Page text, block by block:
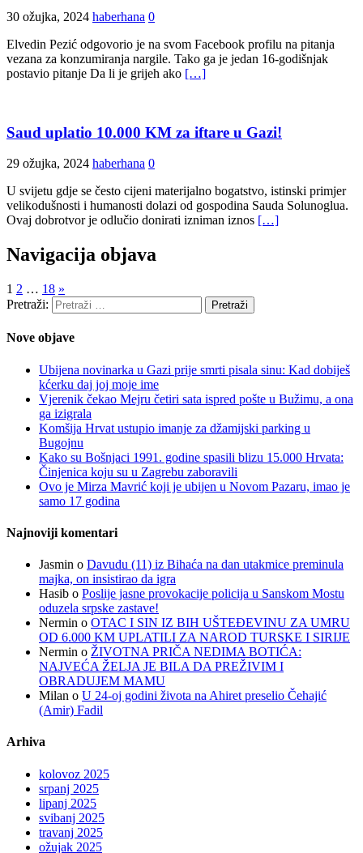
30 ožujka, 2024 haberhana 0
Elvedin Pezić odgovorio je na svom Facebook profilu na pitanja
vezana za konzumiranja nargile. Tako ga je jedan 16-godišnjak
postavio pitanje Da li je grijeh ako […]
Saud uplatio 10.000 KM za iftare u Gazi!
29 ožujka, 2024 haberhana 0
U svijetu gdje se često cijeni materijalno bogatstvo, istinski primjer
velikodušnosti i humanosti dolazi od gospodina Sauda Solunoglua.
Ovaj dobrotvor je odlučio donirati izniman iznos […]
Navigacija objava
1 2 … 18 »
Pretraži:
Nove objave
Ubijena novinarka u Gazi prije smrti pisala sinu: Kad dobiješ
kćerku daj joj moje ime
Vjerenik čekao Mejru četiri sata ispred pošte u Bužimu, a ona
ga izigrala
Komšija Hrvat ustupio imanje za džamijski parking u
Bugojnu
Kako su Bošnjaci 1991. godine spasili blizu 15.000 Hrvata:
Činjenica koju su u Zagrebu zaboravili
Ovo je Mirza Mavrić koji je ubijen u Novom Pazaru, imao je
samo 17 godina
Najnoviji komentari
Jasmin o Davudu (11) iz Bihaća na dan utakmice preminula
majka, on insistirao da igra
Hasib o Poslije jasne provokacije policija u Sanskom Mostu
oduzela srpske zastave!
Nermin o OTAC I SIN IZ BIH UŠTEĐEVINU ZA UMRU
OD 6.000 KM UPLATILI ZA NAROD TURSKE I SIRIJE
Nermin o ŽIVOTNA PRIČA NEDIMA BOTIĆA:
NAJVEĆA ŽELJA JE BILA DA PREŽIVIM I
OBRADUJEM MAMU
Milan o U 24-oj godini života na Ahiret preselio Čehajić
(Amir) Fadil
Arhiva
kolovoz 2025
srpanj 2025
lipanj 2025
svibanj 2025
travanj 2025
ožujak 2025